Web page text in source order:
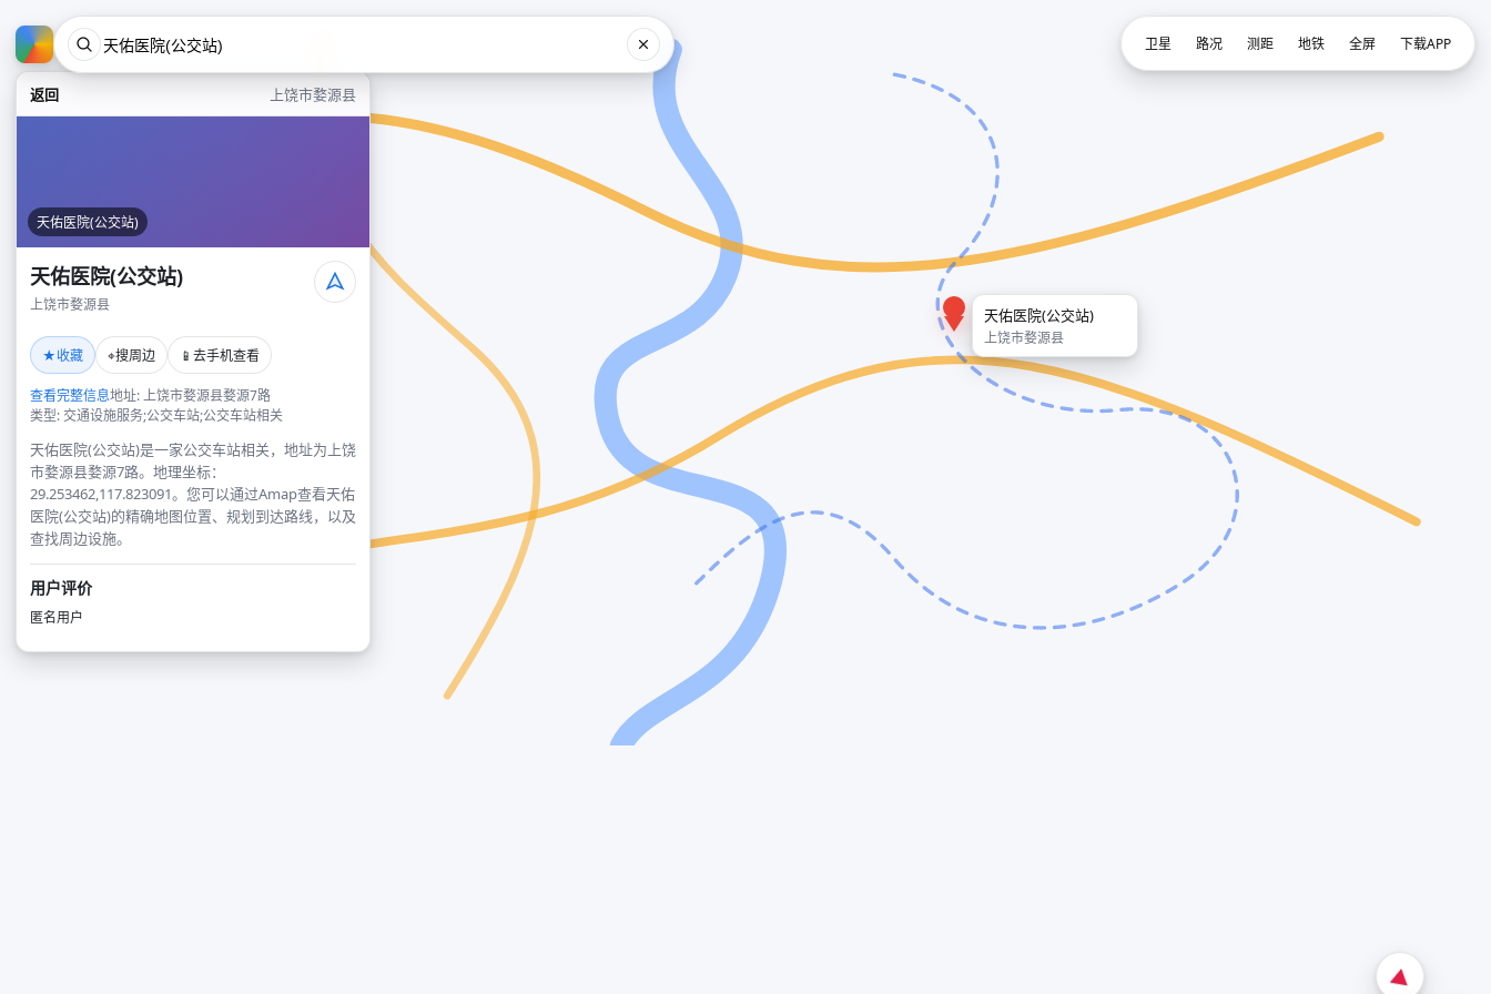
返回 上饶市婺源县
天佑医院(公交站)
天佑医院(公交站)
上饶市婺源县
★收藏 ⌖搜周边 📱 去手机查看
查看完整信息地址: 上饶市婺源县婺源7路
类型: 交通设施服务;公交车站;公交车站相关
天佑医院(公交站)是一家公交车站相关，地址为上饶
市婺源县婺源7路。地理坐标：
29.253462,117.823091。您可以通过Amap查看天佑
医院(公交站)的精确地图位置、规划到达路线，以及
查找周边设施。
用户评价
匿名用户
天佑医院(公交站)
上饶市婺源县
卫星 路况 测距 地铁 全屏 下载APP